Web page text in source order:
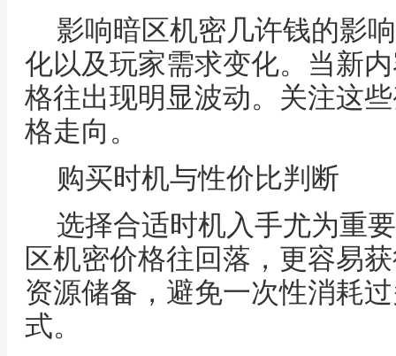
影响暗区机密几许钱的影
化以及玩家需求变化。当新
格往出现明显波动。关注这
格走向。
购买时机与性价比判断
选择合适时机入手尤为重
区机密价格往回落，更容易
资源储备，避免一次性消耗
式。